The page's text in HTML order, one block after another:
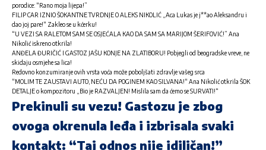
porodice: “Rano moja lijepa!”
FILIP CAR IZNIO ŠOKANTNE TVRDNJE O ALEKS NIKOLIĆ „Aca Lukas je j**ao Aleksandru i
dao joj pare!“ Zakleo se u kćerku!
“U VEZI SA RALETOM SAM SE OSJEĆALA KAO DA SAM SA MARIJOM ŠERIFOVIĆ!” Ana
Nikolić iskreno otkrila!
ANĐELA ĐURIČIĆ I GASTOZ JAŠU KONJE NA ZLATIBORU! Pobjegli od beogradske vreve, ne
skidaju osmjehe sa lica!
Redovno konzumiranje ovih vrsta voća može poboljšati zdravlje vašeg srca
“MOLIM TE ZAUSTAVI AUTO, NEĆU DA POGINEM KAO SILVANA!“ Ana Nikolić otkrila ŠOK
DETALJE o kompozitoru „Bio je RAZVALJEN! Mislila sam da ćemo se SURVATI!“
Prekinuli su vezu! Gastozu je zbog
ovoga okrenula leđa i izbrisala svaki
kontakt: “Taj odnos nije idiličan!”